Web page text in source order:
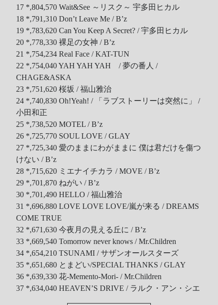
17 *,804,570 Wait&See ～リスク～ 宇多田ヒカル
18 *,791,310 Don’t Leave Me / B’z
19 *,783,620 Can You Keep A Secret? / 宇多田ヒカル
20 *,778,330 裸足の女神 / B’z
21 *,754,234 Real Face / KAT-TUN
22 *,754,040 YAH YAH YAH / 夢の番人 /
CHAGE&ASKA
23 *,751,620 桜坂 / 福山雅治
24 *,740,830 Oh!Yeah! / 「ラブストーリーは突然に」 /
小田和正
25 *,738,520 MOTEL / B’z
26 *,725,770 SOUL LOVE / GLAY
27 *,725,340 愛のままにわがままに 僕は君だけを傷つ
けない / B’z
28 *,715,620 ミエナイチカラ / MOVE / B’z
29 *,701,870 ねがい / B’z
30 *,701,490 HELLO / 福山雅治
31 *,696,880 LOVE LOVE LOVE/嵐が来る / DREAMS
COME TRUE
32 *,671,630 今夜月の見える丘に / B’z
33 *,669,540 Tomorrow never knows / Mr.Children
34 *,654,210 TSUNAMI / サザンオールスターズ
35 *,651,680 とまどい/SPECIAL THANKS / GLAY
36 *,639,330 花-Memento-Mori- / Mr.Children
37 *,634,040 HEAVEN’S DRIVE / ラルク・アン・シエ